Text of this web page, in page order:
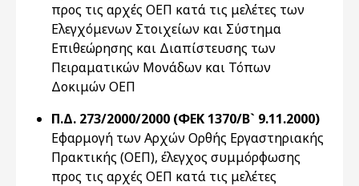
προς τις αρχές ΟΕΠ κατά τις μελέτες των
Ελεγχόμενων Στοιχείων και Σύστημα
Επιθεώρησης και Διαπίστευσης των
Πειραματικών Μονάδων και Τόπων
Δοκιμών ΟΕΠ
Π.Δ. 273/2000/2000 (ΦΕΚ 1370/Β` 9.11.2000)
Εφαρμογή των Αρχών Ορθής Εργαστηριακής
Πρακτικής (ΟΕΠ), έλεγχος συμμόρφωσης
προς τις αρχές ΟΕΠ κατά τις μελέτες